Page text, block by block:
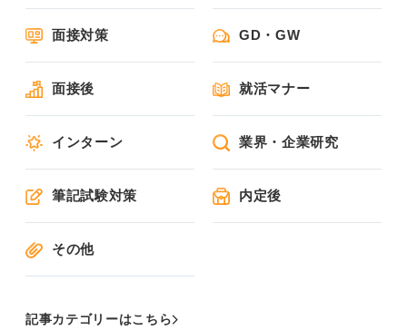
面接対策 GD・GW
面接後 就活マナー
インターン 業界・企業研究
筆記試験対策 内定後
その他
記事カテゴリーはこちら